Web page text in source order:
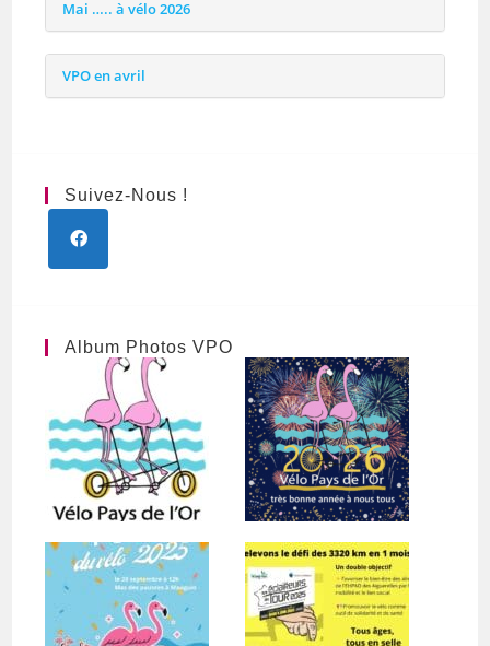
Mai ….. à vélo 2026
VPO en avril
Suivez-Nous !
Album Photos VPO